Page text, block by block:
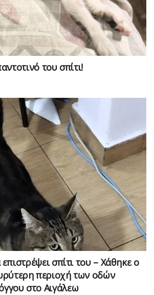
του σπίτι!
σπίτι του – Χάθηκε ο
περιοχή των οδών
στο Αιγάλεω